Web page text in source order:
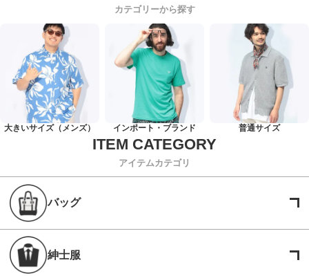
カテゴリーから探す
大きいサイズ（メンズ） インポート・ブランド 普通サイズ
アイテムカテゴリ
バッグ
紳士服